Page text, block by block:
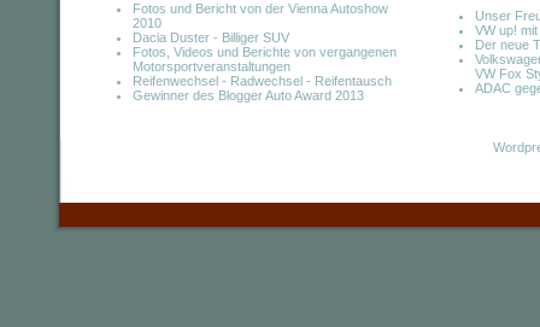
Fotos und Bericht von der Vienna Autoshow
2010
Dacia Duster - Billiger SUV
Fotos, Videos und Berichte von vergangenen
Motorsportveranstaltungen
Reifenwechsel - Radwechsel - Reifentausch
Gewinner des Blogger Auto Award 2013
Unser
VW up!
Der neue
VW Fox
ADAC